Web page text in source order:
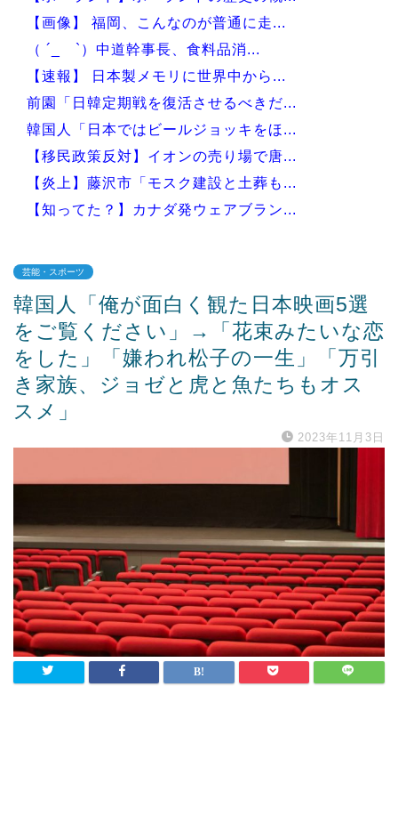
【画像】 福岡、こんなのが普通に走...
（ ´_ゝ`）中道幹事長、食料品消...
【速報】 日本製メモリに世界中から...
前園「日韓定期戦を復活させるべきだ...
韓国人「日本ではビールジョッキをほ...
【移民政策反対】イオンの売り場で唐...
【炎上】藤沢市「モスク建設と土葬も...
【知ってた？】カナダ発ウェアブラン...
Powered by livedoor 相互RSS
芸能・スポーツ
韓国人「俺が面白く観た日本映画5選
をご覧ください」→「花束みたいな恋
をした」「嫌われ松子の一生」「万引
き家族、ジョゼと虎と魚たちもオス
スメ」
2023年11月3日